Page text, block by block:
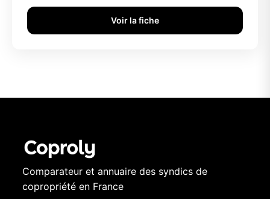
Voir la fiche
Comparateur et annuaire des syndics de
copropriété en France